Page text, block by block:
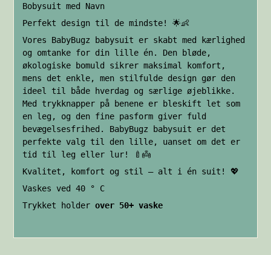
Bobysuit med Navn
Perfekt design til de mindste! 🌟👶
Vores BabyBugz babysuit er skabt med kærlighed
og omtanke for din lille én. Den bløde,
økologiske bomuld sikrer maksimal komfort,
mens det enkle, men stilfulde design gør den
ideel til både hverdag og særlige øjeblikke.
Med trykknapper på benene er bleskift let som
en leg, og den fine pasform giver fuld
bevægelsesfrihed. BabyBugz babysuit er det
perfekte valg til den lille, uanset om det er
tid til leg eller lur! 🍼👼
Kvalitet, komfort og stil – alt i én suit! 💖
Vaskes ved 40 ° C
Trykket holderover 50+ vaske